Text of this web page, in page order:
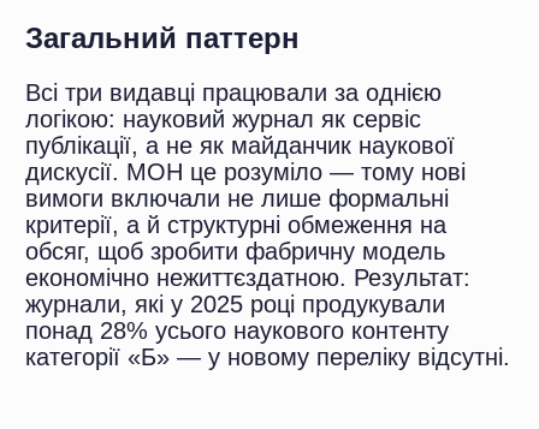
розумніше ніж чекати. Ринок ще не
перегрівся, черги ще не такі як будуть за
Хто діє зараз — у виграші. Хто чекає —
заплатить більше і отримає менше вибору.
Конфіденційність гарантована.